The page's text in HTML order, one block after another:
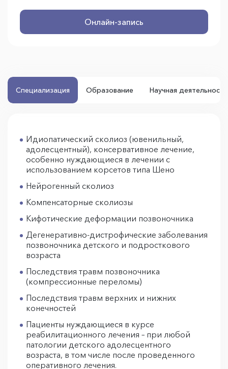
Онлайн-запись
Специализация Образование Научная деятельность
Идиопатический сколиоз (ювенильный,
адолесцентный), консервативное лечение,
особенно нуждающиеся в лечении с
использованием корсетов типа Шено
Нейрогенный сколиоз
Компенсаторные сколиозы
Кифотические деформации позвоночника
Дегенеративно-дистрофические заболевания
позвоночника детского и подросткового
возраста
Последствия травм позвоночника
(компрессионные переломы)
Последствия травм верхних и нижних
конечностей
Пациенты нуждающиеся в курсе
реабилитационного лечения – при любой
патологии детского адолесцентного
возраста, в том числе после проведенного
оперативного лечения.